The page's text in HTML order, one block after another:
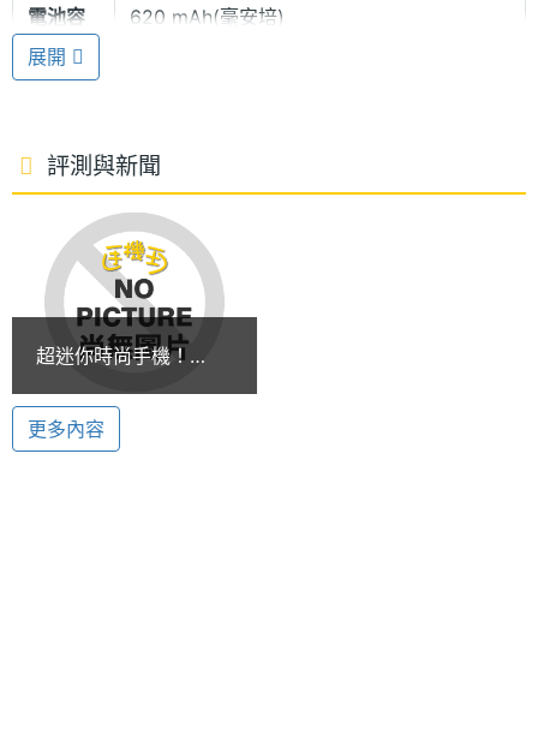
活更充滿趣味。
來存放，這樣怎麼行的呢？N620 提供了 5.7MB 的記
憶體空間來讓你存放所有的資料，N620 讓你放得高
興，照得開心。
功能特色：
◎ 內建 30 萬素 CMOS 數位相機
◎ 內建 5.7 MB 記憶體空間
◎ 300 筆電話簿
電池容
量
620 mAh(毫安培)
顯示螢幕
主螢幕
色彩
65536 色
展開
評測與新聞
超迷你時尚手機！
粉彩上市
更多內容